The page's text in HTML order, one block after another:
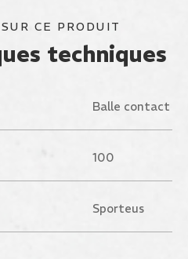
CE PRODUIT
techniques
Balle contact
100
Sporteus